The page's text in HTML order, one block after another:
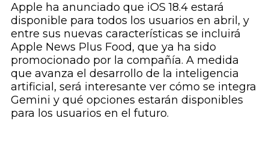
Apple ha anunciado que iOS 18.4 estará
disponible para todos los usuarios en abril, y
entre sus nuevas características se incluirá
Apple News Plus Food, que ya ha sido
promocionado por la compañía. A medida
que avanza el desarrollo de la inteligencia
artificial, será interesante ver cómo se integra
Gemini y qué opciones estarán disponibles
para los usuarios en el futuro.